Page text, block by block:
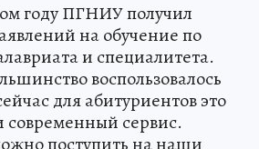
году ПГНИУ получил
на обучение по
и специалитета.
воспользовалось
для абитуриентов это
сервис.
поступить на наши